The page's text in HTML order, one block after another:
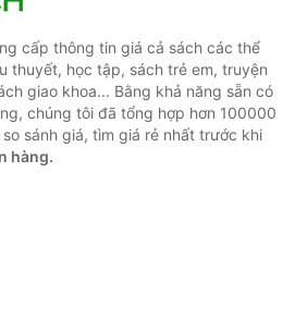
cấp thông tin giá cả sách các thể
thuyết, học tập, sách trẻ em, truyện
giao khoa... Bằng khả năng sẵn có
chúng tôi đã tổng hợp hơn 100000
sánh giá, tìm giá rẻ nhất trước khi
hàng.